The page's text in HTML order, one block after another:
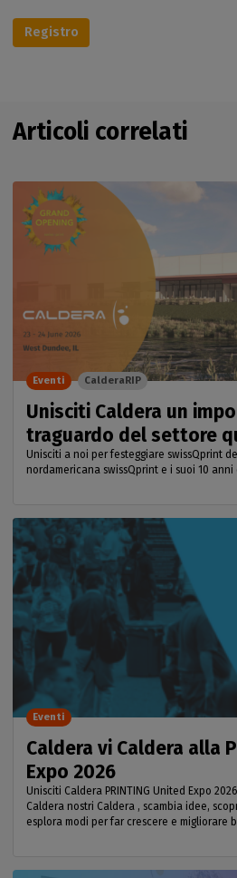
Registro
Articoli correlati
Unisciti Caldera un
traguardo del settore
Unisciti a noi per festeggiare swissQprint
nordamericana swissQprint e i suoi 10
Eventi CalderaRIP
Caldera vi Caldera alla
Expo 2026
Unisciti Caldera PRINTING United Expo
Caldera nostri Caldera , scambia idee,
esplora modi per far crescere e migliorare
Eventi